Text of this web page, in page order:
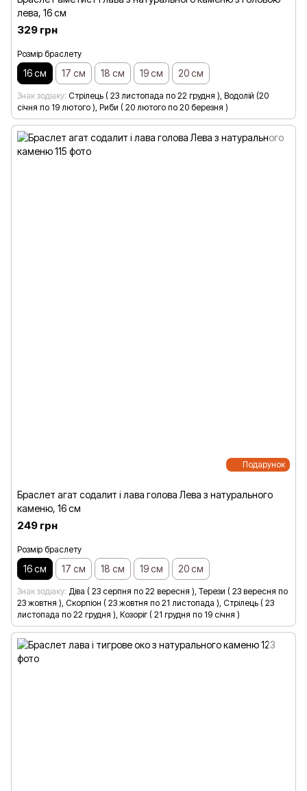
лева, 16 см
329 грн
Розмір браслету
16 см 17 см 18 см 19 см 20 см
Знак зодіаку Стрілець ( 23 листопада по 22 грудня ), Водолій (20
січня по 19 лютого ), Риби ( 20 лютого по 20 березня )
Подарунок
Браслет агат содалит і лава голова Лева з натурального
каменю, 16 см
249 грн
Розмір браслету
16 см 17 см 18 см 19 см 20 см
Знак зодіаку Діва ( 23 серпня по 22 вересня ), Терези ( 23 вересня по
23 жовтня ), Скорпіон ( 23 жовтня по 21 листопада ), Стрілець ( 23
листопада по 22 грудня ), Козоріг ( 21 грудня по 19 січня )